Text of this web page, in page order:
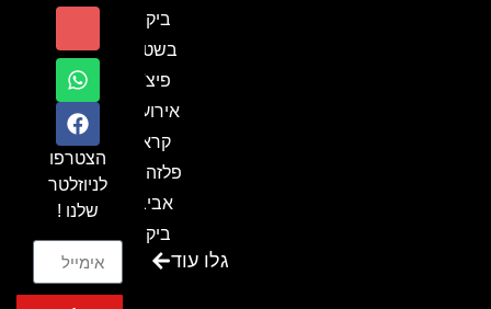
ביקור
בשטח-
פיצ'ר
אירועים
קראון
פלזה תל
אביב-
ביקור
בכנסגלו עוד
הצטרפו
לניוזלטר
שלנו !